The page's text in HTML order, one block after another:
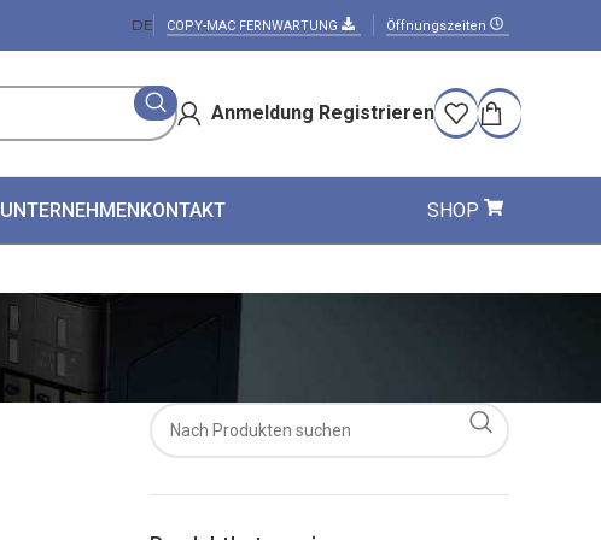
DE COPY-MAC FERNWARTUNG Öffnungszeiten
Anmeldung Registrieren
UNTERNEHMENKONTAKT SHOP